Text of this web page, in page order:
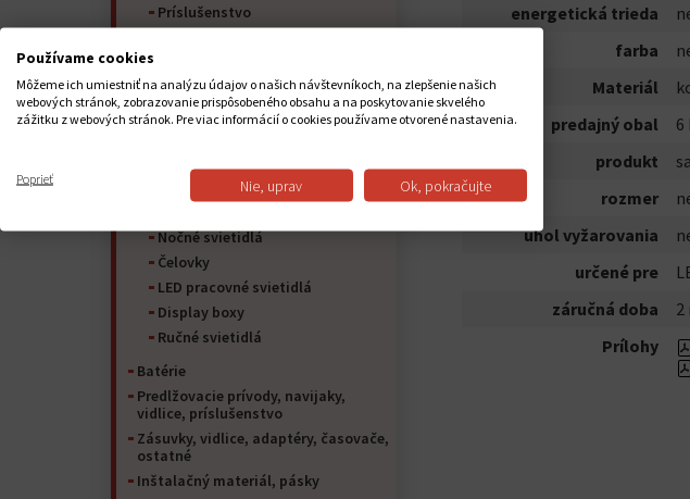
Príslušenstvo
LED panely MALÉ
Stropné svietidlá
LED, halogénové reflektory
Nočné svietidlá
Čelovky
LED pracovné svietidlá
Display boxy
Ručné svietidlá
Batérie
Predlžovacie prívody, navijaky,
vidlice, príslušenstvo
Zásuvky, vidlice, adaptéry, časovače,
ostatné
Inštalačný materiál, pásky
energetická trieda
farba
Materiál
predajný obal
6
produkt
rozmer
uhol vyžarovania
určené pre
záručná doba
2
Prílohy
Používame cookies
Môžeme ich umiestniť na analýzu údajov o našich návštevníkoch, na zlepšenie našich
webových stránok, zobrazovanie prispôsobeného obsahu a na poskytovanie skvelého
zážitku z webových stránok. Pre viac informácií o cookies používame otvorené nastavenia.
Poprieť Nie, uprav Ok, pokračujte